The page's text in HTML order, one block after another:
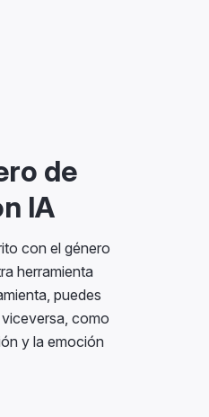
de
IA
herramienta
puedes
como
y la emoción